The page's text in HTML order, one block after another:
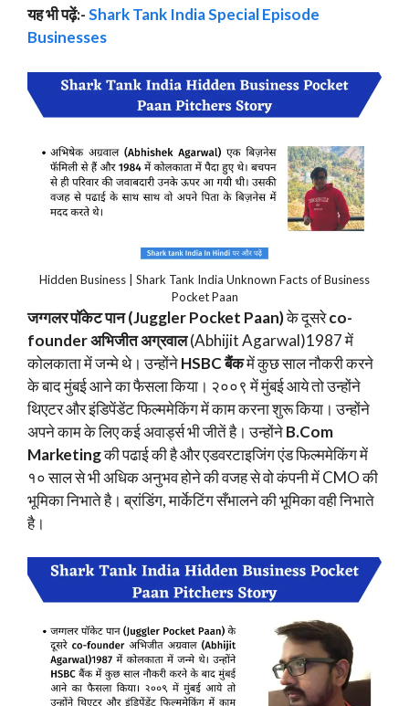
यह भी पढ़ें:-Shark Tank India Special Episode
Businesses
Hidden Business | Shark Tank India Unknown Facts of Business
Pocket Paan
जग्गलर पॉकेट पान (Juggler Pocket Paan)के दूसरेco-
founder अभिजीत अग्रवाल(Abhijit Agarwal)1987 में
कोलकाता में जन्मे थे। उन्होंनेHSBC बैंकमें कुछ साल नौकरी करने
के बाद मुंबई आने का फैसला किया। २००९ में मुंबई आये तो उन्होंने
थिएटर और इंडिपेंडेंट फिल्ममेकिंग में काम करना शुरू किया। उन्होंने
अपने काम के लिए कई अवार्ड्स भी जीतें है। उन्होंनेB.Com
Marketingकी पढाई की है और एडवरटाइजिंग एंड फिल्ममेकिंग में
१० साल से भी अधिक अनुभव होने की वजह से वो कंपनी में CMO की
भूमिका निभाते है। ब्रांडिंग, मार्केटिंग सँभालने की भूमिका वही निभाते
है।